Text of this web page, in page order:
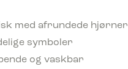
med afrundede hjørner
symboler
og vaskbar